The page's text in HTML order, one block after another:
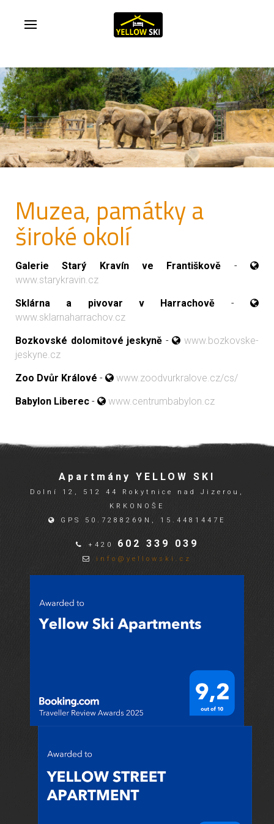
Muzea, památky a
široké okolí
Galerie Starý Kravín ve Františkově -
www.starykravin.cz
Sklárna a pivovar v Harrachově -
www.sklarnaharrachov.cz
Bozkovské dolomitové jeskyně -
www.bozkovske-
jeskyne.cz
Zoo Dvůr Králové -
www.zoodvurkralove.cz/cs/
Babylon Liberec - www.centrumbabylon.cz
Apartmány YELLOW SKI
Dolní 12, 512 44 Rokytnice nad Jizerou,
KRKONOŠE
GPS 50.7288269N, 15.4481447E
+420 602 339 039
info@yellowski.cz